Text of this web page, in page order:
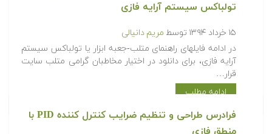
تولباکس سیستم آرایه فازی
۱۵ خرداد ۱۳۹۴ توسط مریم دانیالی
در ادامه فایلهای راهنمای متلب-جعبه ابزار یا تولباکس سیستم
آرایه فازی، برای دانلود در اختیار مخاطبان گرامی متلب سایت
قرار…
ادامه مطلب
فرادرس طراحی و تنظیم ضرایب کنترل کننده PID با